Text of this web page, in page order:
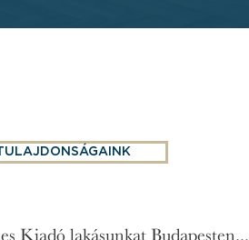
Kiadó lakásunkat Budapesten...